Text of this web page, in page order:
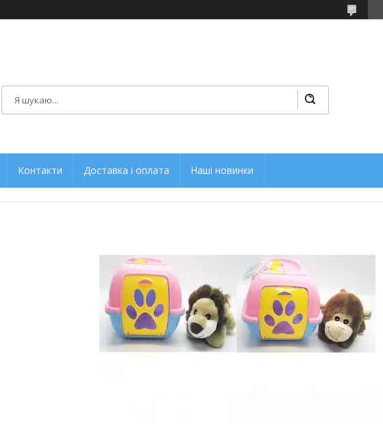
Контакти Доставка і оплата Наші новинки